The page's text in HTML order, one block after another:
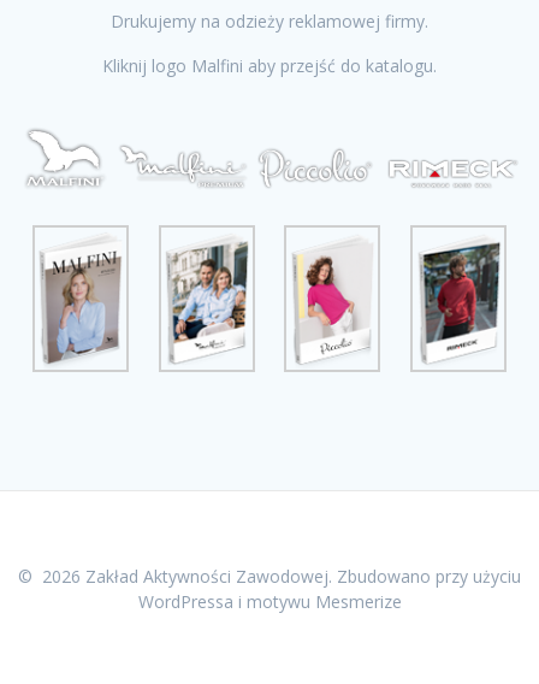
Drukujemy na odzieży reklamowej firmy.
Kliknij logo Malfini aby przejść do katalogu.
© 2026 Zakład Aktywności Zawodowej. Zbudowano przy użyciu
WordPressa i motywu Mesmerize